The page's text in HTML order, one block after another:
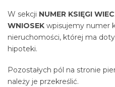
W sekcji NUMER KSIĘGI
WNIOSEK wpisujemy numer
nieruchomości, której ma
hipoteki.
Pozostałych pól na stronie
należy je przekreślić.